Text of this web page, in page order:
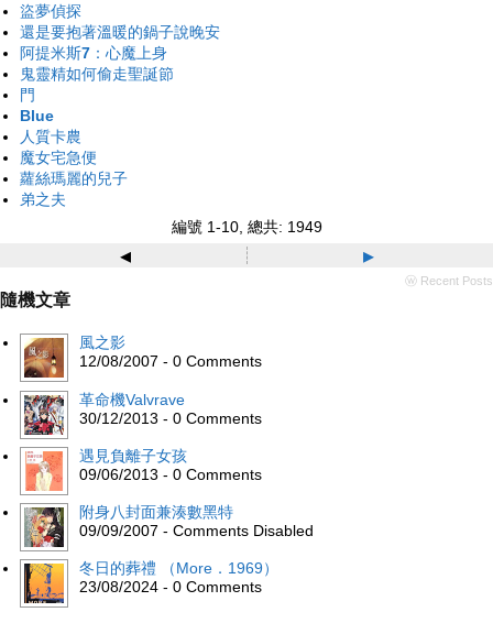
盜夢偵探
還是要抱著溫暖的鍋子說晚安
阿提米斯7：心魔上身
鬼靈精如何偷走聖誕節
門
Blue
人質卡農
魔女宅急便
蘿絲瑪麗的兒子
弟之夫
編號 1-10, 總共: 1949
◂ ▸
ⓦ Recent Posts
隨機文章
風之影
12/08/2007 - 0 Comments
革命機Valvrave
30/12/2013 - 0 Comments
遇見負離子女孩
09/06/2013 - 0 Comments
附身八封面兼湊數黑特
09/09/2007 - Comments Disabled
冬日的葬禮 （More．1969）
23/08/2024 - 0 Comments